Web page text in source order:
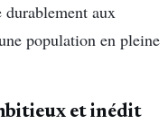
durablement aux
population en pleine
et inédit